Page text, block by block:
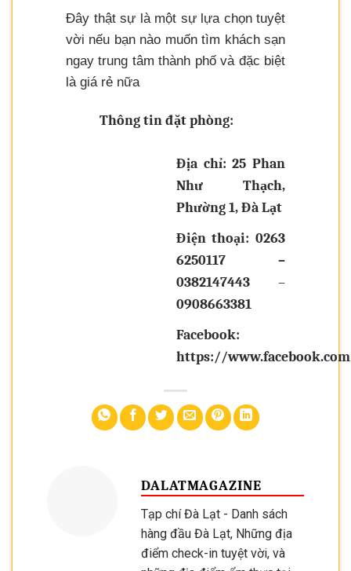
Đây thật sự là một sự lựa chọn tuyệt
vời nếu bạn nào muốn tìm khách sạn
ngay trung tâm thành phố và đặc biệt
là giá rẻ nữa
Thông tin đặt phòng:
Địa chỉ: 25 Phan
Như Thạch,
Phường 1, Đà Lạt
Điện thoại: 0263
6250117 –
0382147443 –
0908663381
Facebook:
https://
DALATMAGAZINE
Tạp chí Đà Lạt - Danh sách
hàng đầu Đà Lạt, Những địa
điểm check-in tuyệt vời, và